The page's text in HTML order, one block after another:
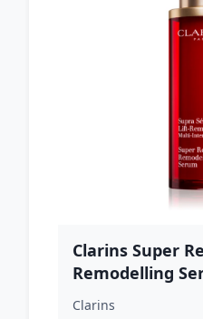
Clarins Super
Remodelling
remodelačné
Clarins